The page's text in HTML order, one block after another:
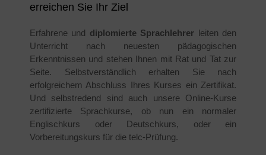
erreichen Sie Ihr Ziel
Erfahrene und diplomierte Sprachlehrer leiten den
Unterricht nach neuesten pädagogischen
Erkenntnissen und stehen Ihnen mit Rat und Tat zur
Seite. Selbstverständlich erhalten Sie nach
erfolgreichem Abschluss Ihres Kurses ein Zertifikat.
Und selbstredend sind auch unsere Online-Kurse
zertifizierte Sprachkurse, ob nun ein normaler
Englischkurs oder Deutschkurs, oder ein
Vorbereitungskurs für die telc-Prüfung.